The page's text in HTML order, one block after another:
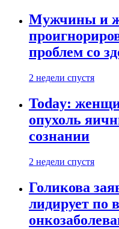
Мужчины и
проблем со
2 недели спустя
Today:
опухоль
сознании
2 недели спустя
Голикова
лидирует по